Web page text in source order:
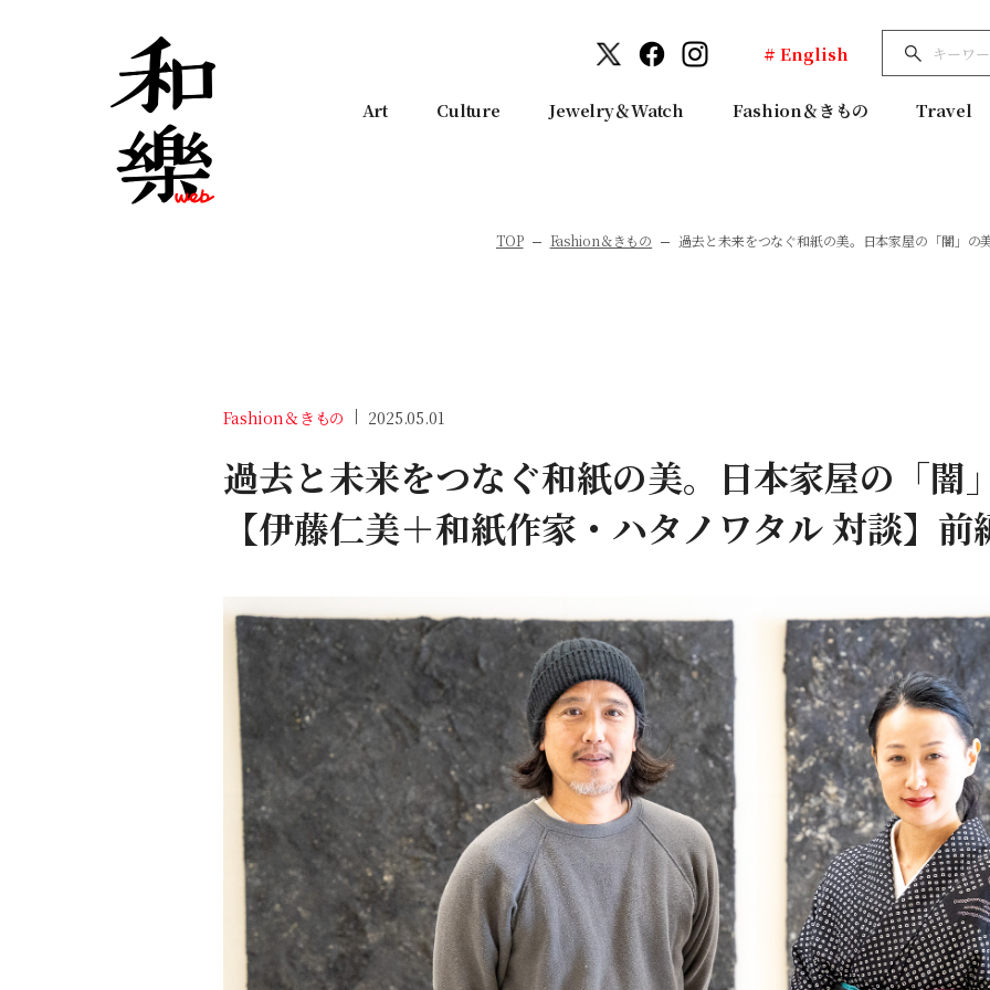
# English
Art Culture Jewelry＆Watch Fashion＆きもの Travel
TOP Fashion＆きもの 過去と未来をつなぐ和紙の美。日本家屋の「闇」
Fashion＆きもの 2025.05.01
過去と未来をつなぐ和紙の美。日本家屋の「闇
【伊藤仁美＋和紙作家・ハタノワタル 対談】前